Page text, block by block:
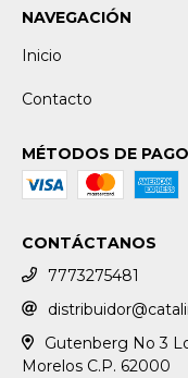
NAVEGACIÓN
Inicio
Contacto
MÉTODOS DE PAGO
CONTÁCTANOS
7773275481
Gutenberg No 3
Morelos C.P. 62000